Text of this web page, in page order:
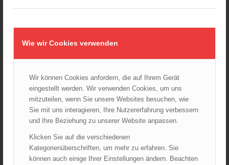
Wie wir Cookies verwenden
Wir können Cookies anfordern, die auf Ihrem Gerät
eingestellt werden. Wir verwenden Cookies, um uns
mitzuteilen, wenn Sie unsere Websites besuchen, wie
Sie mit uns interagieren, Ihre Nutzererfahrung verbessern
und Ihre Beziehung zu unserer Website anpassen.
Klicken Sie auf die verschiedenen
Kategorienüberschriften, um mehr zu erfahren. Sie
können auch einige Ihrer Einstellungen ändern. Beachten
RÜCKBLICK: LENTIA
MMXIX